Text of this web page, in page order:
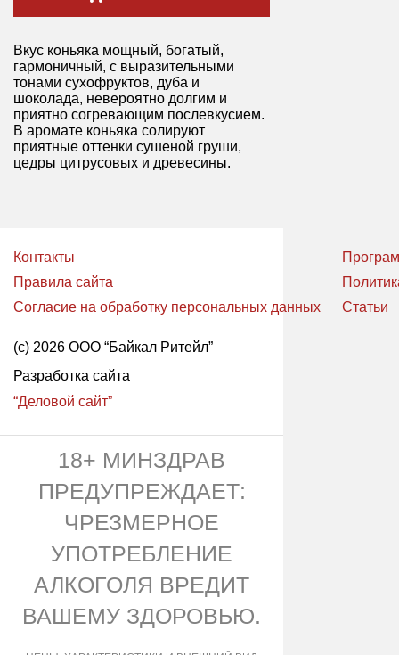
Вкус коньяка мощный, богатый,
гармоничный, с выразительными
тонами сухофруктов, дуба и
шоколада, невероятно долгим и
приятно согревающим послевкусием.
В аромате коньяка солируют
приятные оттенки сушеной груши,
цедры цитрусовых и древесины.
Контакты
Правила сайта
Согласие на обработку персональных данных
Статьи
(с) 2026 ООО “Байкал Ритейл”
Разработка сайта
“Деловой сайт”
18+ МИНЗДРАВ
ПРЕДУПРЕЖДАЕТ:
ЧРЕЗМЕРНОЕ
УПОТРЕБЛЕНИЕ
АЛКОГОЛЯ ВРЕДИТ
ВАШЕМУ ЗДОРОВЬЮ.